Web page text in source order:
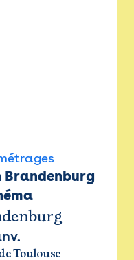
Brandenburg
Toulouse